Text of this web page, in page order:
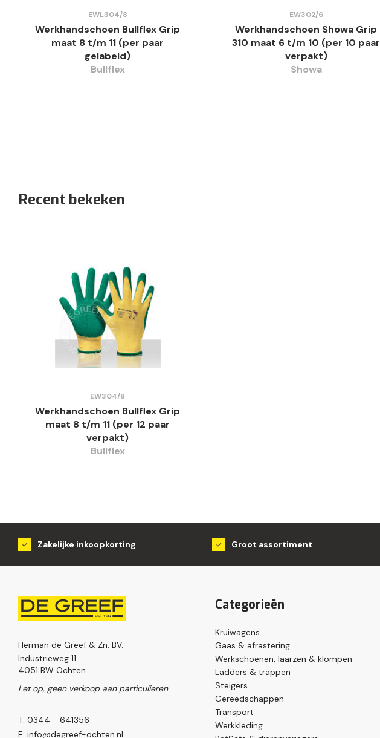
EWL304/8
Werkhandschoen Bullflex Grip
maat 8 t/m 11 (per paar
gelabeld)
Bullflex
EW302/6
Werkhandschoen Showa Grip
310 maat 6 t/m 10 (per 10 paar
verpakt)
Showa
Recent bekeken
EW304/8
Werkhandschoen Bullflex Grip
maat 8 t/m 11 (per 12 paar
verpakt)
Bullflex
Zakelijke inkoopkorting Groot assortiment
Herman de Greef & Zn. BV.
Industrieweg 11
4051 BW Ochten
Let op, geen verkoop aan particulieren
T: 0344 - 641356
E: info@degreef-ochten.nl
Categorieën
Kruiwagens
Gaas & afrastering
Werkschoenen, laarzen & klompen
Ladders & trappen
Steigers
Gereedschappen
Transport
Werkkleding